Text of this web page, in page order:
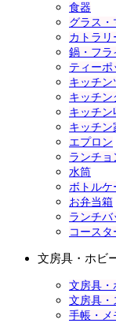
食器
グラス・
カトラリ
鍋・フラ
ティーポ
キッチン
キッチン
キッチン
キッチン
エプロン
ランチョ
水筒
ボトルケ
お弁当箱
ランチバ
コースタ
文房具・ホビ
文房具・
文房具・
手帳・メ